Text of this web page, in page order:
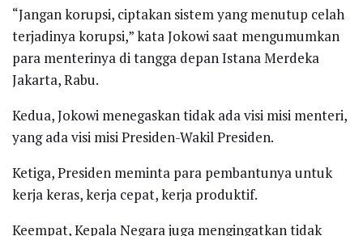
“Jangan korupsi, ciptakan sistem yang menutup celah
terjadinya korupsi,” kata Jokowi saat mengumumkan
para menterinya di tangga depan Istana Merdeka
Jakarta, Rabu.
Kedua, Jokowi menegaskan tidak ada visi misi menteri,
yang ada visi misi Presiden-Wakil Presiden.
Ketiga, Presiden meminta para pembantunya untuk
kerja keras, kerja cepat, kerja produktif.
Keempat, Kepala Negara juga mengingatkan tidak